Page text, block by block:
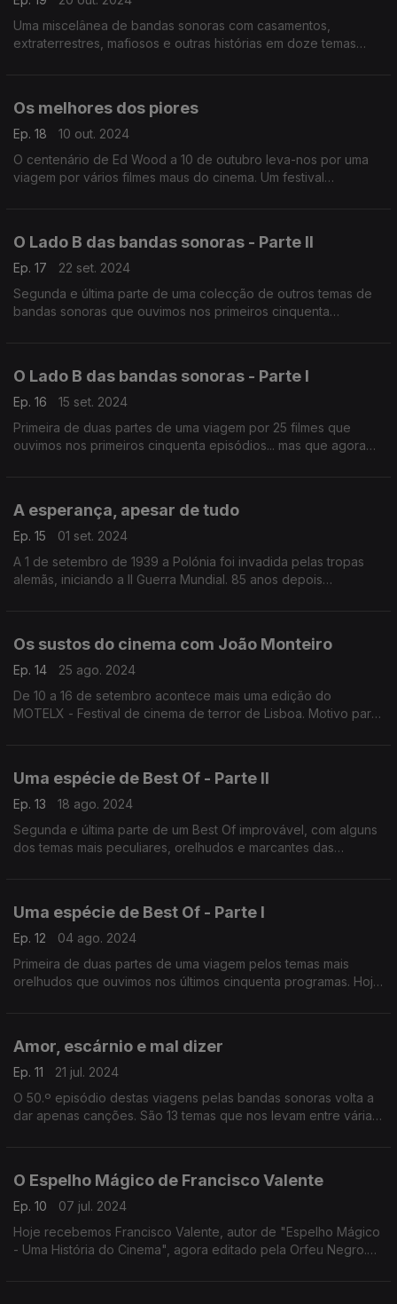
Uma miscelânea de bandas sonoras com casamentos,
extraterrestres, mafiosos e outras histórias em doze temas
Os melhores dos piores
Ep. 18
10 out. 2024
O centenário de Ed Wood a 10 de outubro leva-nos por uma
viagem por vários filmes maus do cinema. Um festival
O Lado B das bandas sonoras - Parte II
Ep. 17
22 set. 2024
Segunda e última parte de uma colecção de outros temas de
bandas sonoras que ouvimos nos primeiros cinquenta
O Lado B das bandas sonoras - Parte I
Ep. 16
15 set. 2024
Primeira de duas partes de uma viagem por 25 filmes que
ouvimos nos primeiros cinquenta episódios... mas que agora
A esperança, apesar de tudo
Ep. 15
01 set. 2024
A 1 de setembro de 1939 a Polónia foi invadida pelas tropas
alemãs, iniciando a II Guerra Mundial. 85 anos depois
Os sustos do cinema com João Monteiro
Ep. 14
25 ago. 2024
De 10 a 16 de setembro acontece mais uma edição do
MOTELX - Festival de cinema de terror de Lisboa. Motivo para
Uma espécie de Best Of - Parte II
Ep. 13
18 ago. 2024
Segunda e última parte de um Best Of improvável, com alguns
dos temas mais peculiares, orelhudos e marcantes das
Uma espécie de Best Of - Parte I
Ep. 12
04 ago. 2024
Primeira de duas partes de uma viagem pelos temas mais
orelhudos que ouvimos nos últimos cinquenta programas. Hoje
Amor, escárnio e mal dizer
Ep. 11
21 jul. 2024
O 50.º episódio destas viagens pelas bandas sonoras volta a
dar apenas canções. São 13 temas que nos levam entre várias
O Espelho Mágico de Francisco Valente
Ep. 10
07 jul. 2024
Hoje recebemos Francisco Valente, autor de "Espelho Mágico
- Uma História do Cinema", agora editado pela Orfeu Negro.